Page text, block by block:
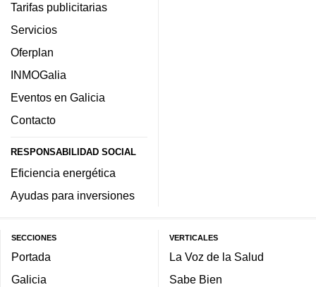
Tarifas publicitarias
Servicios
Oferplan
INMOGalia
Eventos en Galicia
Contacto
RESPONSABILIDAD SOCIAL
Eficiencia energética
Ayudas para inversiones
SECCIONES
Portada
Galicia
VERTICALES
La Voz de la Salud
Sabe Bien